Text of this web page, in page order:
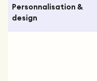
Personnalisation &
design